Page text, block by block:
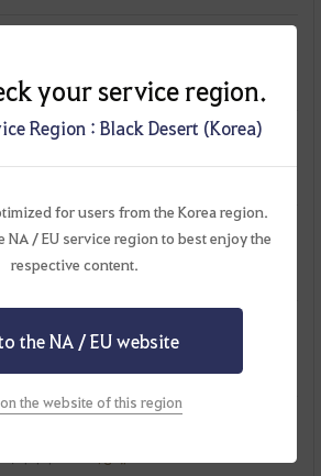
your service region.
Region : Black Desert (Korea)
for users from the Korea region.
NA / EU service region to best enjoy the
respective content.
the NA / EU website
the website of this region
Lv 비공개
아처 Lv 비공개